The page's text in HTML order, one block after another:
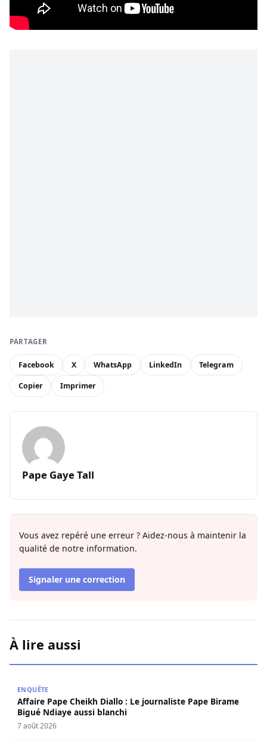
PARTAGER
Facebook X WhatsApp LinkedIn Telegram
Copier Imprimer
Pape Gaye Tall
Vous avez repéré une erreur ? Aidez-nous à maintenir la
qualité de notre information.
Signaler une correction
À lire aussi
ENQUÊTE
Affaire Pape Cheikh Diallo : Le journaliste Pape Birame
Bigué Ndiaye aussi blanchi
7 août 2026